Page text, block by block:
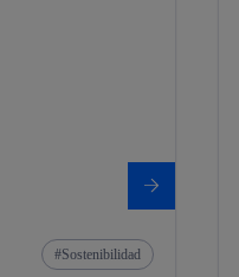
Sostenibilidad